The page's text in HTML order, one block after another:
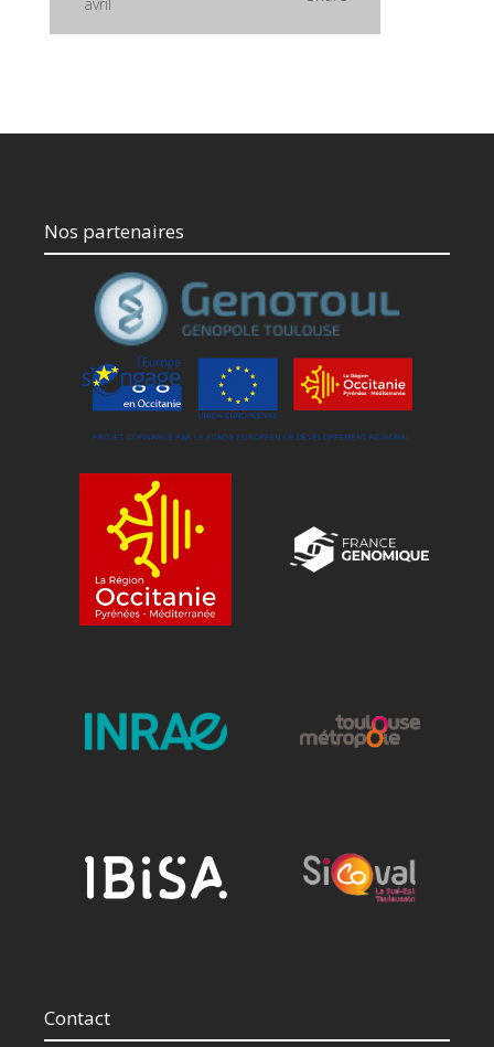
Nos partenaires
Contact